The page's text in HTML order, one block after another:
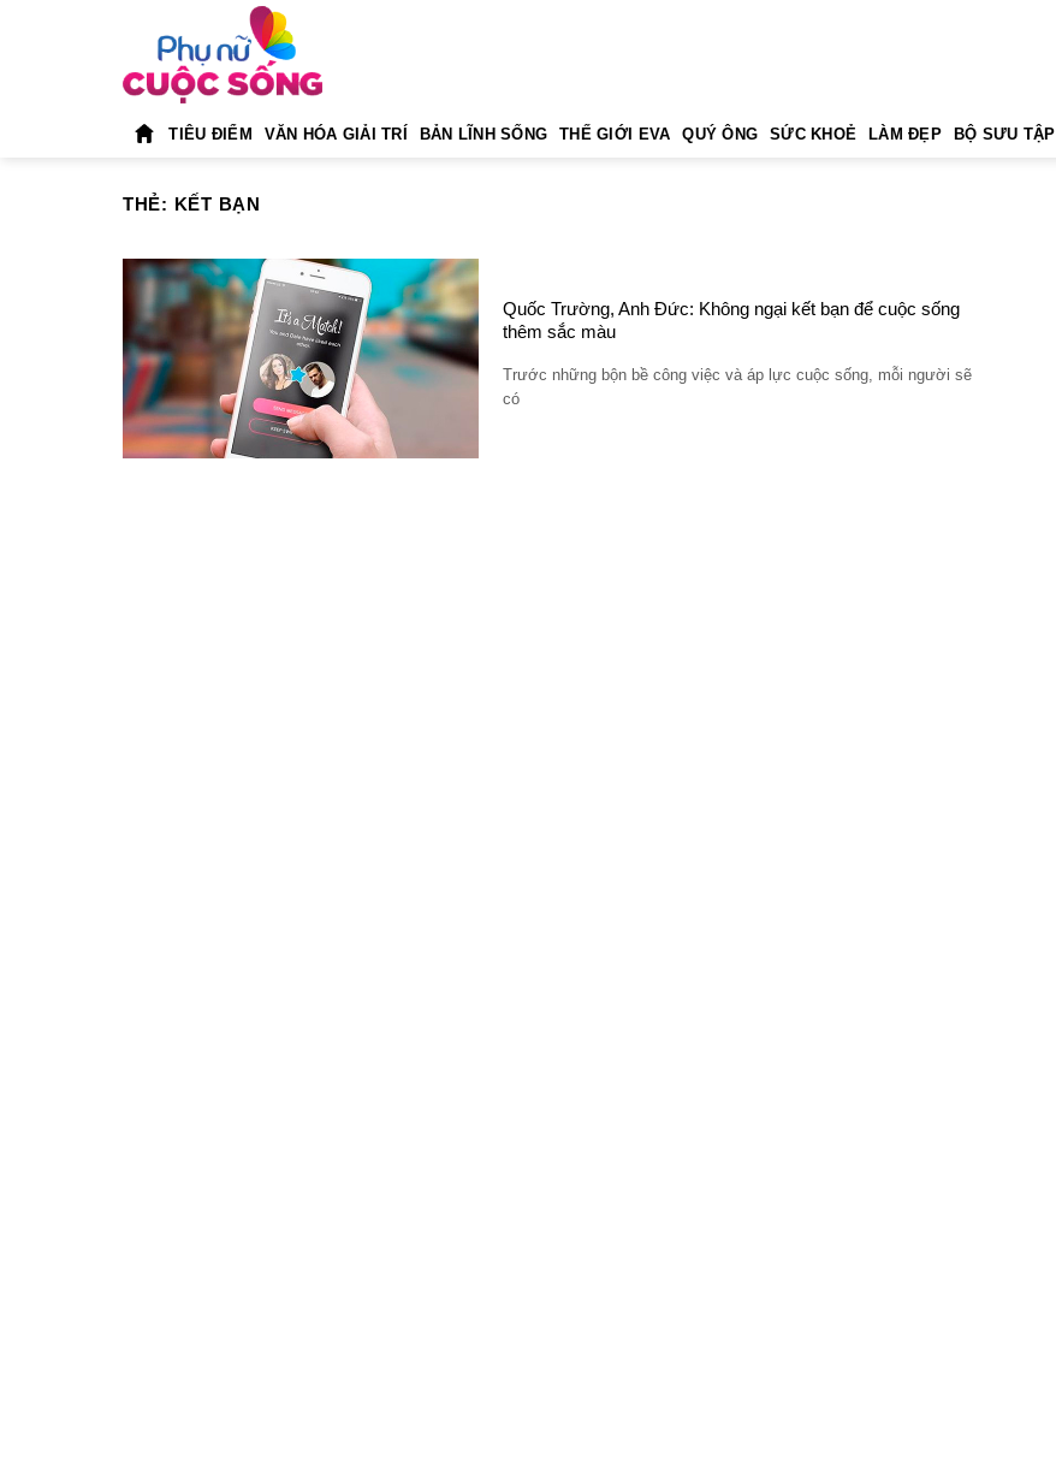
TIÊU ĐIỂM VĂN HÓA GIẢI TRÍ BẢN LĨNH SỐNG THẾ GIỚI EVA QUÝ ÔNG SỨC KHOẺ LÀM ĐẸP BỘ SƯU TẬP
THẺ: KẾT BẠN
Quốc Trường, Anh Đức: Không ngại kết bạn để cuộc sống
thêm sắc màu
Trước những bộn bề công việc và áp lực cuộc sống, mỗi người sẽ
có